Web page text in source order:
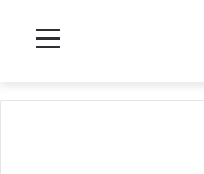
منو